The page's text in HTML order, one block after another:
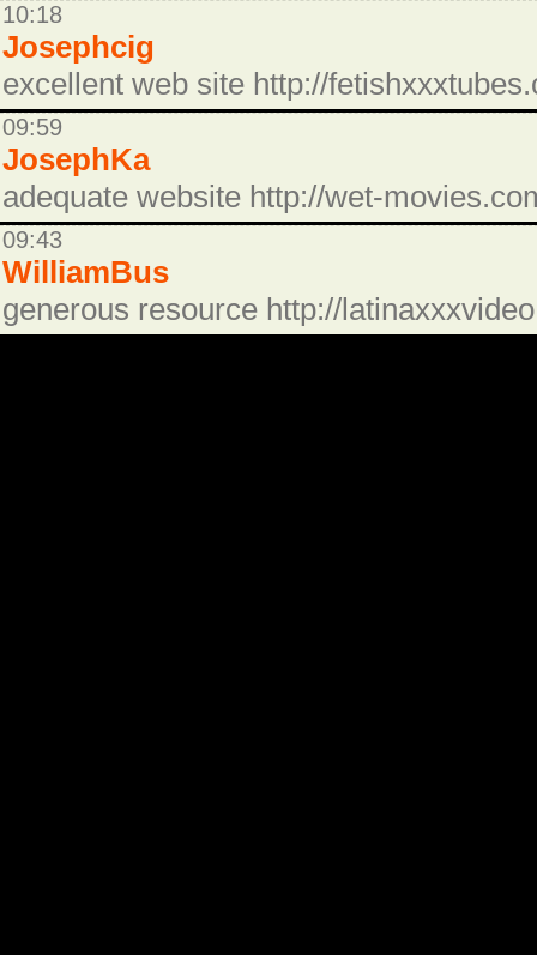
10:18
Josephcig
excellent web site http://
09:59
JosephKa
adequate website http://wet-
09:43
WilliamBus
generous resource http://